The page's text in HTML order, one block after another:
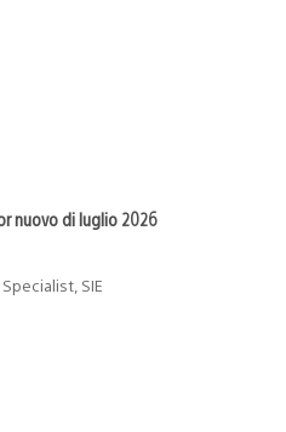
nuovo di luglio 2026
SIE